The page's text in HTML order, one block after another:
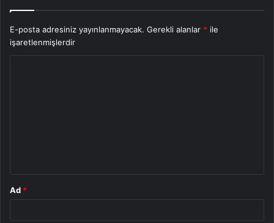
E-posta adresiniz yayınlanmayacak. Gerekli alanlar * ile
işaretlenmişlerdir
Ad *